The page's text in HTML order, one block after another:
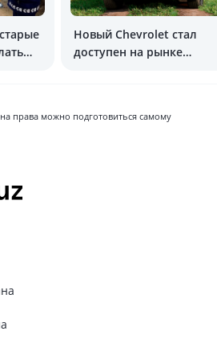
Новый Chevrolet стал
доступен на рынке
права можно подготовиться самому